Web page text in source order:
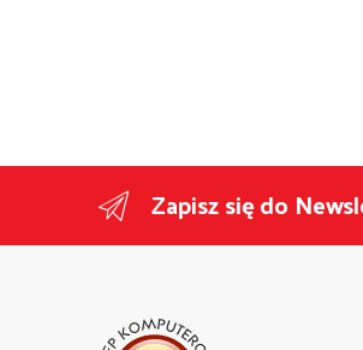
Zapisz się do